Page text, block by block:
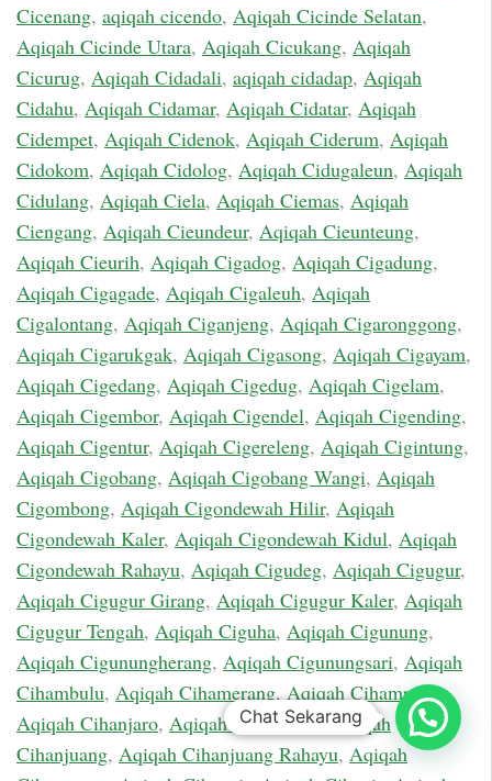
Cicenang, aqiqah cicendo, Aqiqah Cicinde Selatan,
Aqiqah Cicinde Utara, Aqiqah Cicukang, Aqiqah
Cicurug, Aqiqah Cidadali, aqiqah cidadap, Aqiqah
Cidahu, Aqiqah Cidamar, Aqiqah Cidatar, Aqiqah
Cidempet, Aqiqah Cidenok, Aqiqah Ciderum, Aqiqah
Cidokom, Aqiqah Cidolog, Aqiqah Cidugaleun, Aqiqah
Cidulang, Aqiqah Ciela, Aqiqah Ciemas, Aqiqah
Ciengang, Aqiqah Cieundeur, Aqiqah Cieunteung,
Aqiqah Cieurih, Aqiqah Cigadog, Aqiqah Cigadung,
Aqiqah Cigagade, Aqiqah Cigaleuh, Aqiqah
Cigalontang, Aqiqah Ciganjeng, Aqiqah Cigaronggong,
Aqiqah Cigarukgak, Aqiqah Cigasong, Aqiqah Cigayam,
Aqiqah Cigedang, Aqiqah Cigedug, Aqiqah Cigelam,
Aqiqah Cigembor, Aqiqah Cigendel, Aqiqah Cigending,
Aqiqah Cigentur, Aqiqah Cigereleng, Aqiqah Cigintung,
Aqiqah Cigobang, Aqiqah Cigobang Wangi, Aqiqah
Cigombong, Aqiqah Cigondewah Hilir, Aqiqah
Cigondewah Kaler, Aqiqah Cigondewah Kidul, Aqiqah
Cigondewah Rahayu, Aqiqah Cigudeg, Aqiqah Cigugur,
Aqiqah Cigugur Girang, Aqiqah Cigugur Kaler, Aqiqah
Cigugur Tengah, Aqiqah Ciguha, Aqiqah Cigunung,
Aqiqah Cigunungherang, Aqiqah Cigunungsari, Aqiqah
Cihambulu, Aqiqah Cihamerang,Aqiqah Cihampelas,
Aqiqah Cihanjaro, Aqiqah Cihanjawar,Aqiqah
Cihanjuang, Aqiqah Cihanjuang Rahayu, Aqiqah
Chat Sekarang